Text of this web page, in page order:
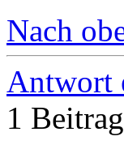
Nach
Antwort
1